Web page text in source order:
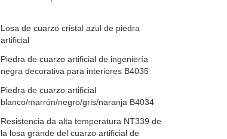
Losa de cuarzo cristal azul de piedra
artificial
Piedra de cuarzo artificial de ingeniería
negra decorativa para interiores B4035
Piedra de cuarzo artificial
blanco/marrón/negro/gris/naranja B4034
Resistencia da alta temperatura NT339 de
la losa grande del cuarzo artificial de